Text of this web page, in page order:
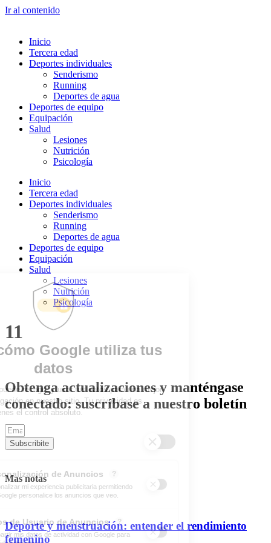
Ir al contenido
Inicio
Tercera edad
Deportes individuales
Senderismo
Running
Deportes de agua
Deportes de equipo
Equipación
Salud
Lesiones
Nutrición
Psicología
Inicio
Tercera edad
Deportes individuales
Senderismo
Running
Deportes de agua
Deportes de equipo
Equipación
Salud
Lesiones
Nutrición
Psicología
11
Obtenga actualizaciones y manténgase
conectado: suscríbase a nuestro boletín
Subscribite
Mas notas
Deporte y menstruación: entender el rendimiento
femenino